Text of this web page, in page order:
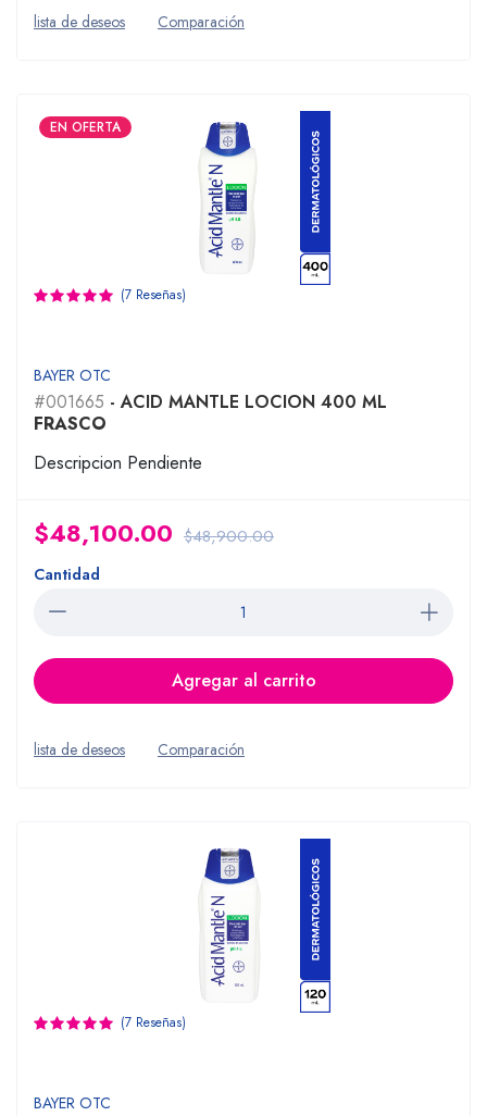
lista de deseos Comparación
EN OFERTA
(7 Reseñas)
BAYER OTC
#001665 - ACID MANTLE LOCION 400 ML
FRASCO
Descripcion Pendiente
$48,100.00 $48,900.00
Cantidad
Agregar al carrito
lista de deseos Comparación
(7 Reseñas)
BAYER OTC